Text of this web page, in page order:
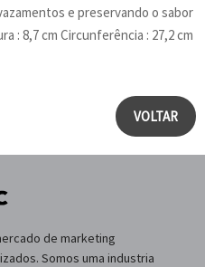
e preservando o sabor
: 8,7 cm Circunferência : 27,2 cm
VOLTAR
de marketing
Somos uma industria